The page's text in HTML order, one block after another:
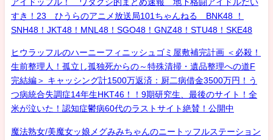
アイドッフル！ ワタクシ的まとめ速報 地下格闘アイドルだい
すき！23 ひうらのアニメ放送局101ちゃんねる BNK48 ！
SNH48！JKT48！MNL48！SGO48！GNZ48！STU48！SKE48
ヒウラッフルのハーニーフィニッシュゴミ屋敷補完計画 ＜必殺！
生前整理人！孤立し孤独死からの～特殊清掃・遺品整理への道F
完結編＞ キャッシング計1500万返済：厨二病借金3500万円！う
つ病統合失調症14年生HKT46！！9期研究生、最後のサイト！全
米が泣いた！認知症鬱病60代のラストサイト絶賛！公開中
魔法熟女/美魔女ッ娘メグみみちゃんのニートッフルステーション